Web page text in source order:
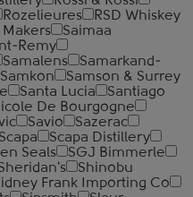
Rozelieures
RSD Whiskey
Makers
Saimaa
Remy
Samalens
Samarkand-
Samkon
Samson & Surrey
Santa Lucia
Santiago
De Bourgogne
Savio
Sazerac
Scapa
Scapa Distillery
Seals
SGJ Bimmerle
Shinobu
Frank Importing Co